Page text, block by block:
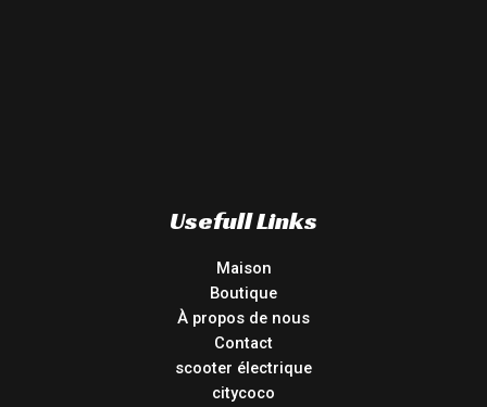
Usefull Links
Maison
Boutique
À propos de nous
Contact
scooter électrique
citycoco